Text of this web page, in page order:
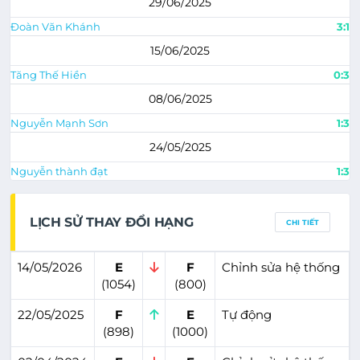
Đoàn Văn Khánh 3:1
15/06/2025
Tăng Thế Hiền 0:3
08/06/2025
Nguyễn Mạnh Sơn 1:3
24/05/2025
Nguyễn thành đạt 1:3
LỊCH SỬ THAY ĐỔI HẠNG CHI TIẾT
14/05/2026
E
(1054)
F
(800)
Chỉnh sửa hệ thống
22/05/2025
F
(898)
E
(1000)
Tự động